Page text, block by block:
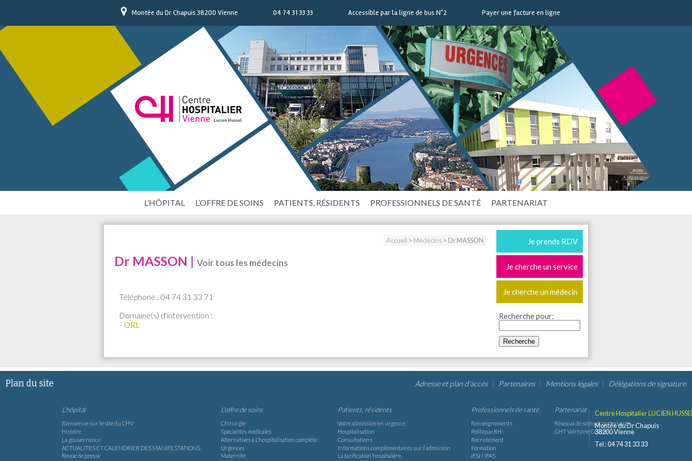
Montée du Dr Chapuis 38200 Vienne 04 74 31 33 33 Accessible par la ligne de bus N°2 Payer une facture en ligne
L’HÔPITAL L’OFFRE DE SOINS PATIENTS, RÉSIDENTS PROFESSIONNELS DE SANTÉ PARTENARIAT
Je prends RDV
Je cherche un service
Je cherche un médecin
Recherche pour:
Accueil > Médecins > Dr MASSON
Dr MASSON | Voir tous les médecins
Téléphone : 04 74 31 33 71
Domaine(s) d'intervention :
- ORL
Plan du site
L’hôpital
Bienvenue sur le site du CHV
Histoire
La gouvernance
ACTUALITES ET CALENDRIER DES MANIFESTATIONS
Revue de presse
L’offre de soins
Chirurgie
Spécialités médicales
Alternatives à L’hospitalisation complète
Urgences
Maternité
Patients, résidents
Votre admission en urgence
Hospitalisation
Consultations
Informations complémentaires sur l’admission
La tarification hospitalière
Professionnels de santé
Renseignements
Politique RH
Recrutement
Formation
IFSI / IFAS
Partenariat
Réseaux de soins et partenaires
GHT Valrhône Centre
Adresse et plan d’accès Partenaires Mentions légales Délégations de signature
Centre Hospitalier LUCIEN
Montée du Dr Chapuis
38200 Vienne
Tel : 04 74 31 33 33